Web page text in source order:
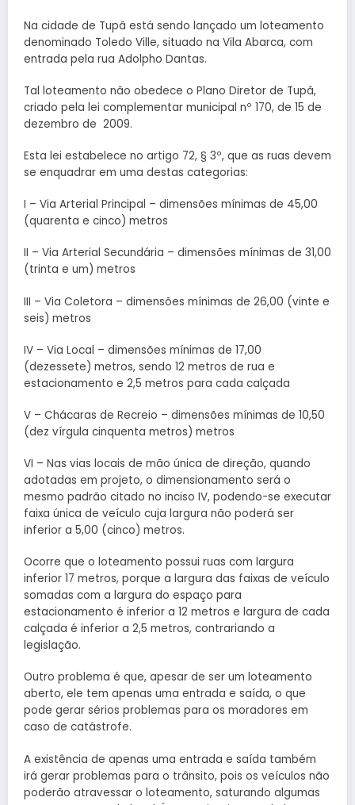
Na cidade de Tupã está sendo lançado um loteamento
denominado Toledo Ville, situado na Vila Abarca, com
entrada pela rua Adolpho Dantas.
Tal loteamento não obedece o Plano Diretor de Tupã,
criado pela lei complementar municipal nº 170, de 15 de
dezembro de 2009.
Esta lei estabelece no artigo 72, § 3º, que as ruas devem
se enquadrar em uma destas categorias:
I – Via Arterial Principal – dimensões mínimas de 45,00
(quarenta e cinco) metros
II – Via Arterial Secundária – dimensões mínimas de 31,00
(trinta e um) metros
III – Via Coletora – dimensões mínimas de 26,00 (vinte e
seis) metros
IV – Via Local – dimensões mínimas de 17,00
(dezessete) metros, sendo 12 metros de rua e
estacionamento e 2,5 metros para cada calçada
V – Chácaras de Recreio – dimensões mínimas de 10,50
(dez vírgula cinquenta metros) metros
VI – Nas vias locais de mão única de direção, quando
adotadas em projeto, o dimensionamento será o
mesmo padrão citado no inciso IV, podendo-se executar
faixa única de veículo cuja largura não poderá ser
inferior a 5,00 (cinco) metros.
Ocorre que o loteamento possui ruas com largura
inferior 17 metros, porque a largura das faixas de veículo
somadas com a largura do espaço para
estacionamento é inferior a 12 metros e largura de cada
calçada é inferior a 2,5 metros, contrariando a
legislação.
Outro problema é que, apesar de ser um loteamento
aberto, ele tem apenas uma entrada e saída, o que
pode gerar sérios problemas para os moradores em
caso de catástrofe.
A existência de apenas uma entrada e saída também
irá gerar problemas para o trânsito, pois os veículos não
poderão atravessar o loteamento, saturando algumas